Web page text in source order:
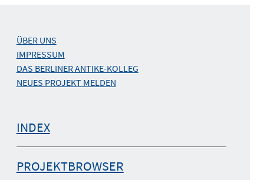
ÜBER UNS
IMPRESSUM
DAS BERLINER ANTIKE-KOLLEG
NEUES PROJEKT MELDEN
INDEX
PROJEKTBROWSER